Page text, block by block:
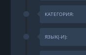
КАТЕГОРИЯ:
ЯЗЫК(-И):